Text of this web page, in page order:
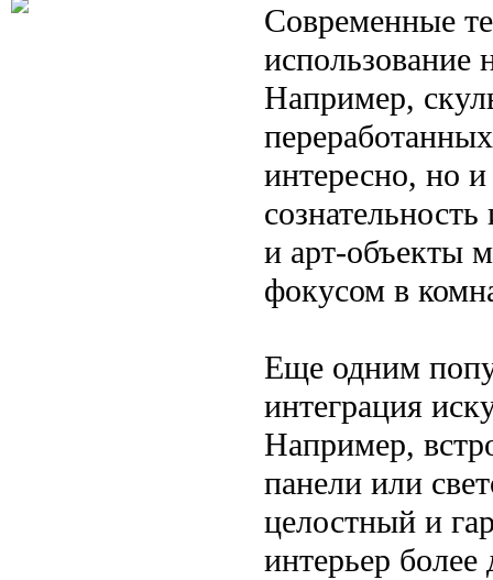
Современные
использование
Например,
интересно, но
и арт-объекты
фокусом в
Еще одним
интеграция
Например,
панели или
целостный и
интерьер